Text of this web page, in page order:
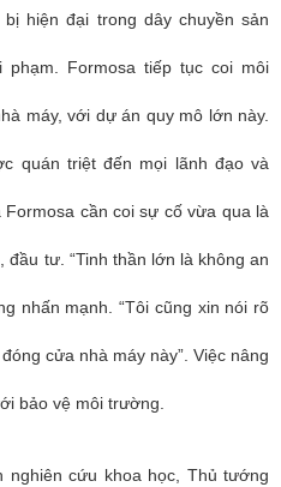
hiện đại trong dây chuyền sản
Formosa tiếp tục coi môi
máy, với dự án quy mô lớn này.
quán triệt đến mọi lãnh đạo và
cần coi sự cố vừa qua là
tư. “Tinh thần lớn là không an
nhấn mạnh. “Tôi cũng xin nói rõ
cửa nhà máy này”. Việc nâng
bảo vệ môi trường.
cứu khoa học, Thủ tướng